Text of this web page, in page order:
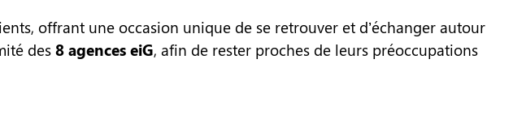
offrant une occasion unique de se retrouver et d’échanger autour
des8 agences eiG, afin de rester proches de leurs préoccupations